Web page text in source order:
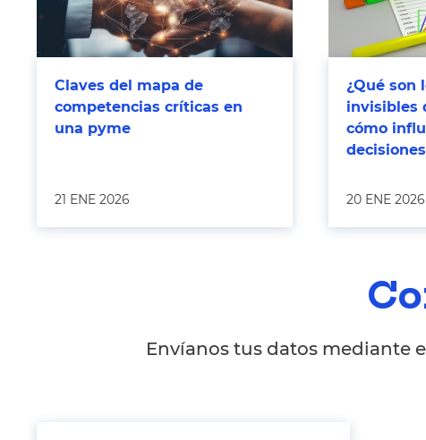
Claves del mapa de
competencias críticas en
una pyme
21 ENE 2026
¿Qué son
invisibles
cómo
20 ENE 2026
Envíanos tus datos mediante